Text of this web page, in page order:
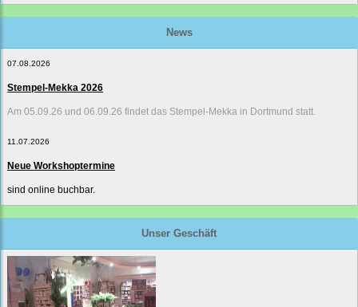
News
07.08.2026
Stempel-Mekka 2026
Am 05.09.26 und 06.09.26 findet das Stempel-Mekka in Dortmund statt.
11.07.2026
Neue Workshoptermine
sind online buchbar.
Unser Geschäft